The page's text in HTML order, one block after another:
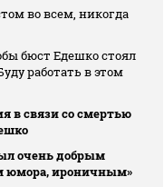
во всем, никогда
бюст Едешко стоял
работать в этом
в связи со смертью
очень добрым
юмора, ироничным»